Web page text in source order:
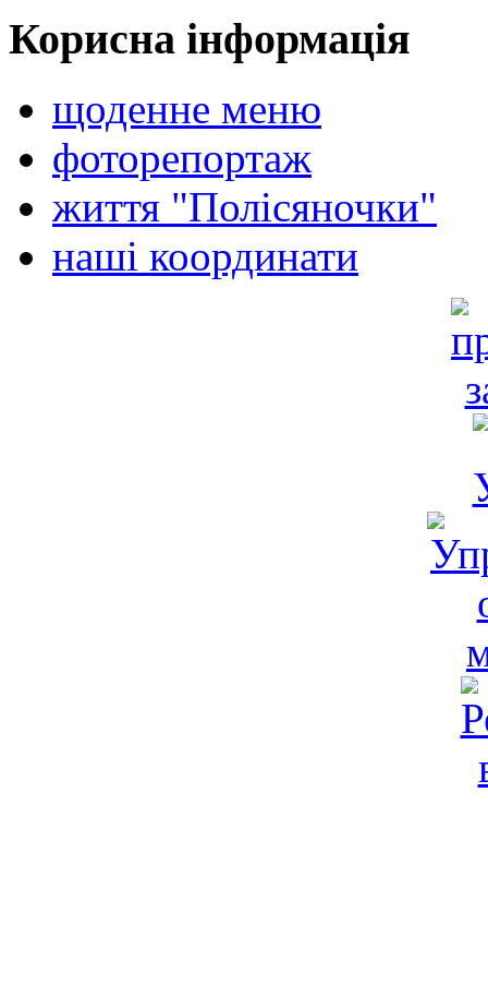
Корисна інформація
щоденне меню
фоторепортаж
життя "Полісяночки"
наші координати